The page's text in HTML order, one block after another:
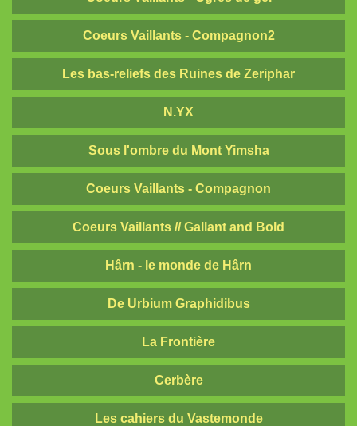
Coeurs Vaillants - Compagnon2
Les bas-reliefs des Ruines de Zeriphar
N.YX
Sous l'ombre du Mont Yimsha
Coeurs Vaillants - Compagnon
Coeurs Vaillants // Gallant and Bold
Hârn - le monde de Hârn
De Urbium Graphidibus
La Frontière
Cerbère
Les cahiers du Vastemonde